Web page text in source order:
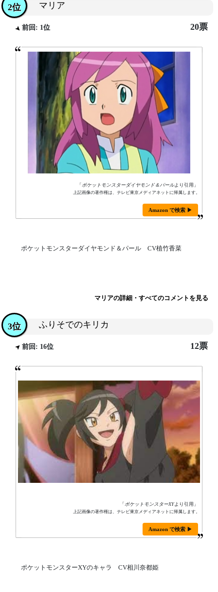
マリア
2位
前回: 1位 20票
「ポケットモンスターダイヤモンド＆パールより引用」
上記画像の著作権は、テレビ東京メディアネットに帰属します。
Amazon で検索 ▶
ポケットモンスターダイヤモンド＆パール CV植竹香菜
マリアの詳細・すべてのコメントを見る
ふりそでのキリカ
3位
前回: 16位 12票
「ポケットモンスターXYより引用」
上記画像の著作権は、テレビ東京メディアネットに帰属します。
Amazon で検索 ▶
ポケットモンスターXYのキャラ CV相川奈都姫